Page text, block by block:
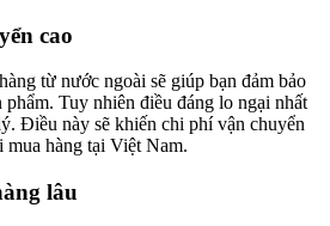
cao
từ nước ngoài sẽ giúp bạn đảm bảo
Tuy nhiên điều đáng lo ngại nhất
Điều này sẽ khiến chi phí vận chuyển
mua hàng tại Việt Nam.
lâu